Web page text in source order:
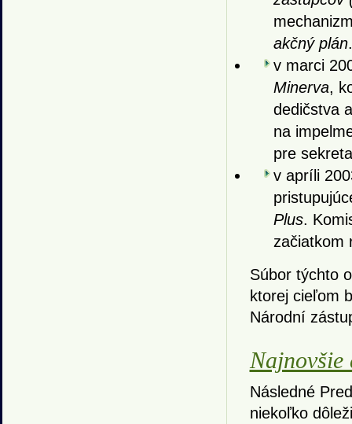
akčný plán.
v marci
Minerva,
dedičstva
na
pre
v apríli
Plus.
začiatkom
Súbor týchto
ktorej cieľom
Národní
Najnovšie
Následné
niekoľko